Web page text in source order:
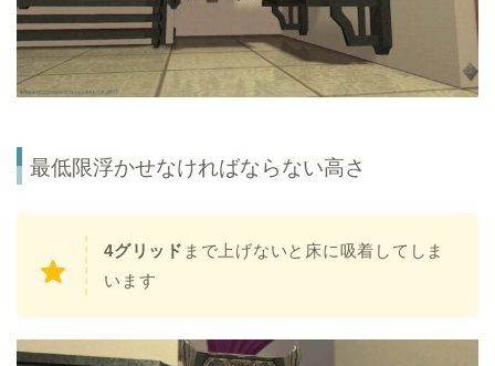
最低限浮かせなければならない高さ
4グリッド まで上げないと床に吸着してしま
います